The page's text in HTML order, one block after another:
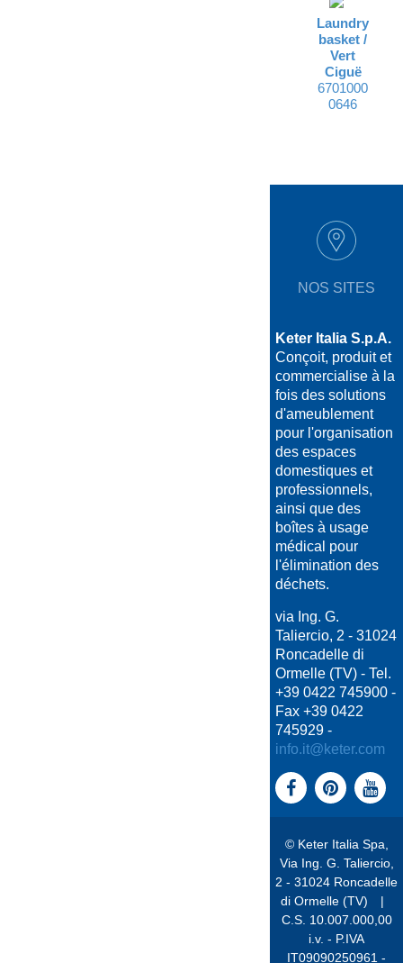
Laundry
basket /
Vert
Ciguë
6701000
0646
NOS SITES
Keter Italia S.p.A.
Conçoit, produit et
commercialise à la
fois des solutions
d'ameublement
pour l'organisation
des espaces
domestiques et
professionnels,
ainsi que des
boîtes à usage
médical pour
l'élimination des
déchets.
via Ing. G.
Taliercio, 2 - 31024
Roncadelle di
Ormelle (TV) - Tel.
+39 0422 745900 -
Fax +39 0422
745929 -
info.it@keter.com
© Keter Italia Spa,
Via Ing. G. Taliercio,
2 - 31024 Roncadelle
di Ormelle (TV)
|
C.S. 10.007.000,00
i.v. - P.IVA
IT09090250961 -